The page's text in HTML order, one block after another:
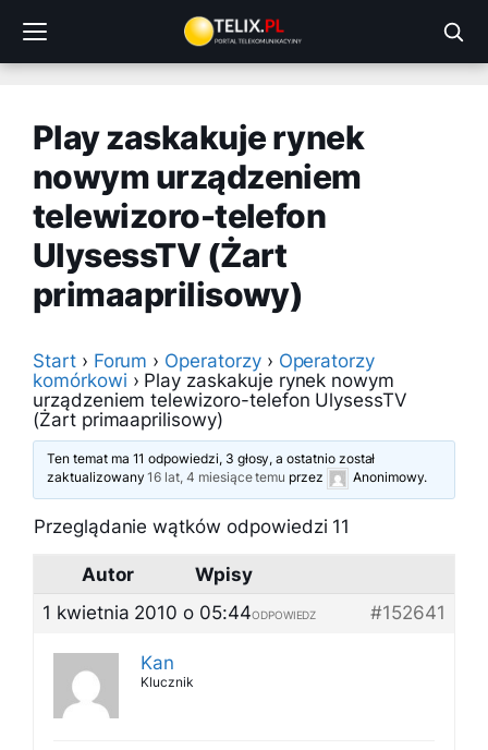
treści
Play zaskakuje rynek
nowym urządzeniem
telewizoro-telefon
UlysessTV (Żart
primaaprilisowy)
Start › Forum › Operatorzy › Operatorzy
komórkowi › Play zaskakuje rynek nowym
urządzeniem telewizoro-telefon UlysessTV
(Żart primaaprilisowy)
Ten temat ma 11 odpowiedzi, 3 głosy, a ostatnio został
zaktualizowany16 lat, 4 miesiące temu przez Anonimowy.
Przeglądanie wątków odpowiedzi 11
Autor
Wpisy
1 kwietnia 2010 o 05:44
#152641
ODPOWIEDZ
Kan
Klucznik